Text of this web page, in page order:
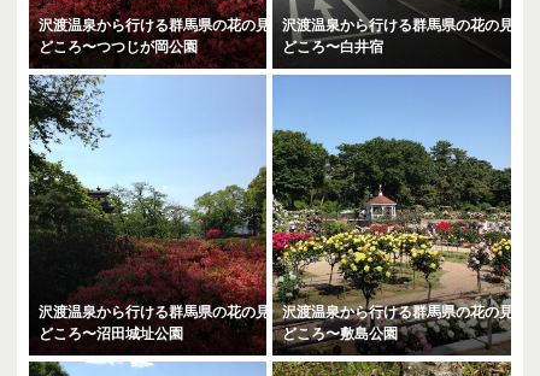
沢渡温泉から行ける群馬県の花の見
どころ〜つつじが岡公園
沢渡温泉から行ける群馬県の花の見
どころ〜白井宿
沢渡温泉から行ける群馬県の花の見
どころ〜沼田城址公園
沢渡温泉から行ける群馬県の花の見
どころ〜敷島公園